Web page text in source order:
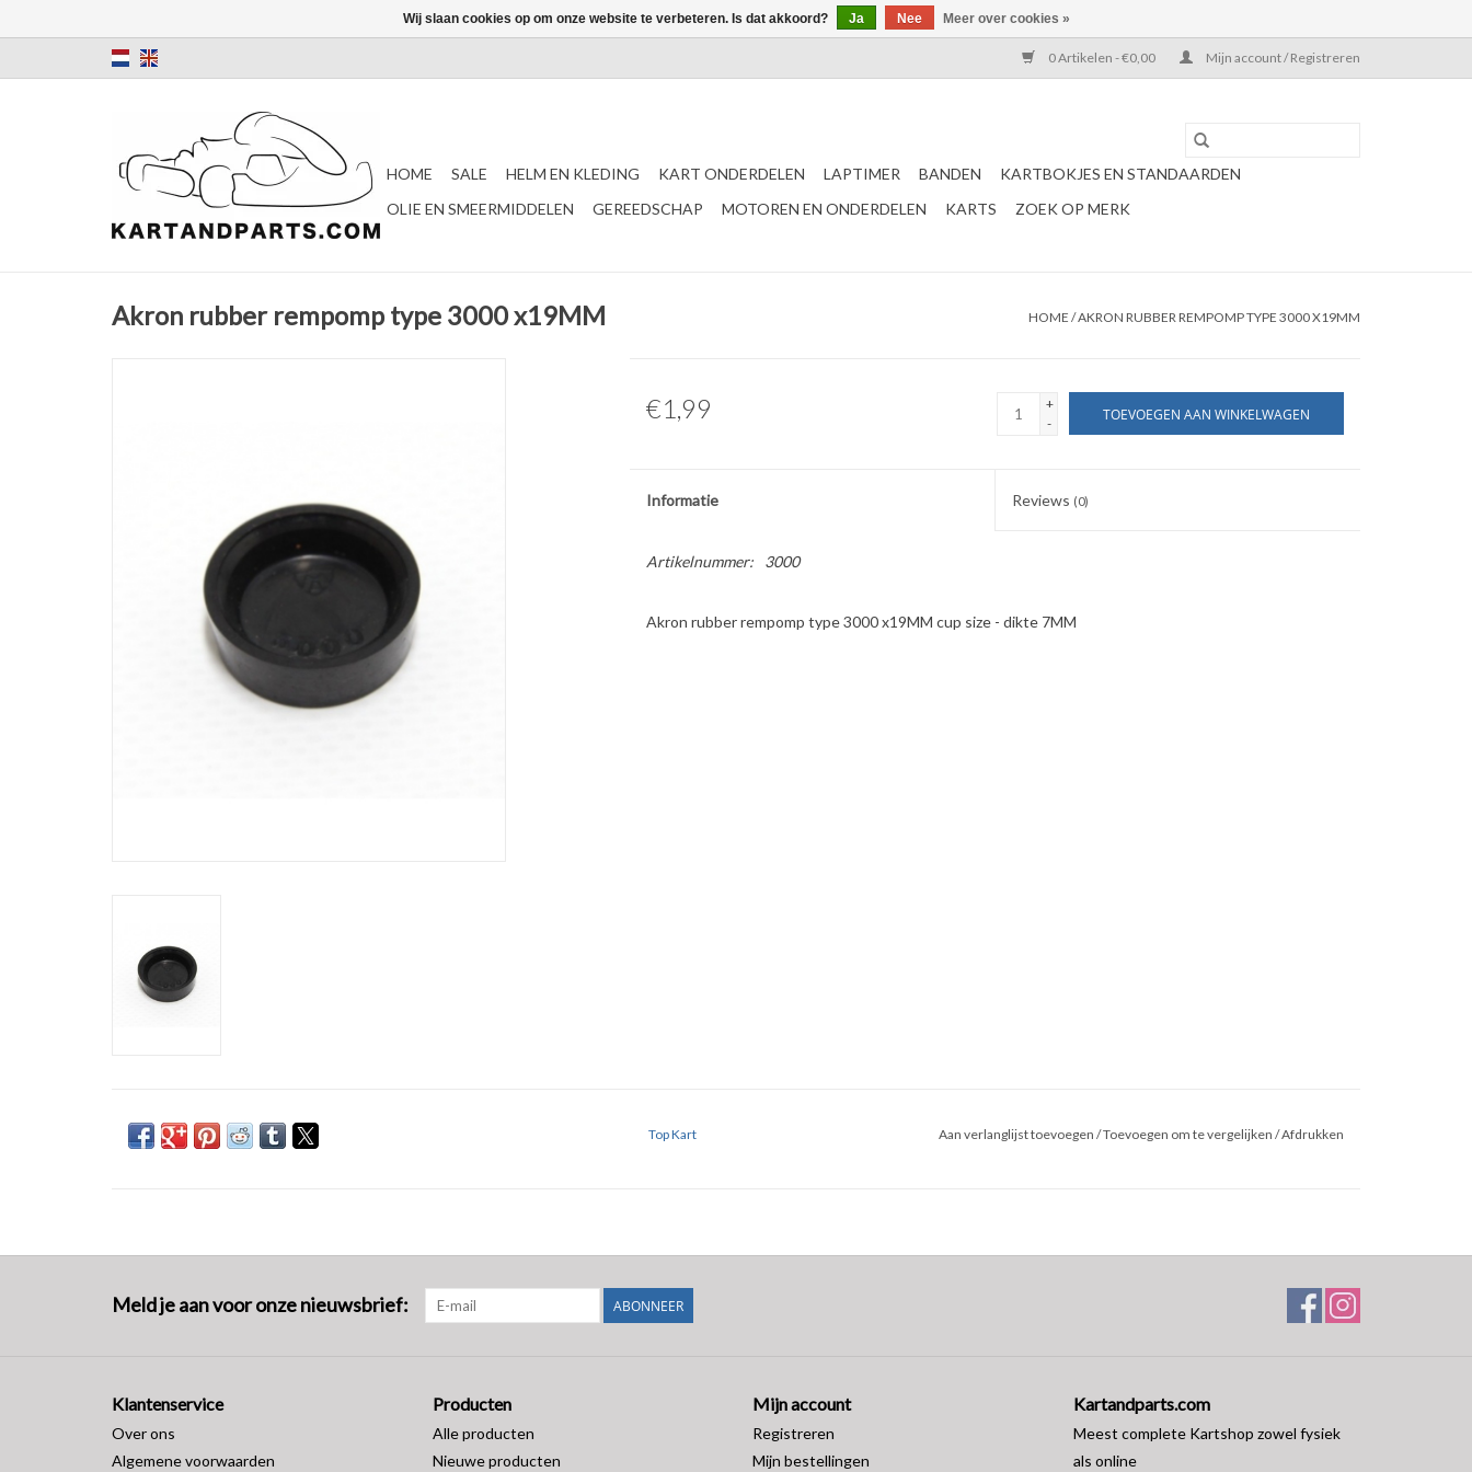
0 Artikelen - €0,00 Mijn account / Registreren
HOME SALE HELM EN KLEDING KART ONDERDELEN LAPTIMER BANDEN
KARTBOKJES EN STANDAARDEN
OLIE EN SMEERMIDDELEN
GEREEDSCHAP MOTOREN EN ONDERDELEN KARTS ZOEK OP MERK
Akron rubber rempomp type 3000 x19MM HOME /AKRON RUBBER REMPOMP TYPE 3000 X19MM
€1,99
+
-
TOEVOEGEN AAN WINKELWAGEN
Informatie Reviews (0)
Artikelnummer: 3000
Akron rubber rempomp type 3000 x19MM cup size - dikte 7MM
Top Kart Aan verlanglijst toevoegen /Toevoegen om te vergelijken /Afdrukken
Meld je aan voor onze nieuwsbrief: ABONNEER
Klantenservice
Over ons
Algemene voorwaarden
Producten
Alle producten
Nieuwe producten
Mijn account
Registreren
Mijn bestellingen
Kartandparts.com
Meest complete Kartshop zowel fysiek
als online
Wij slaan cookies op om onze website te verbeteren. Is dat akkoord? Ja Nee Meer over cookies »